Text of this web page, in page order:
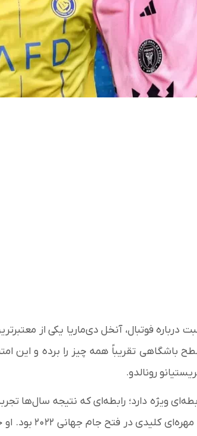
درباره فوتبال، آنخل دی‌ماریا یکی از
تقریباً همه چیز را برده و این
رونالدو.
ویژه دارد؛ رابطه‌ای که نتیجه سال‌ها
یکی از مهم‌ترین